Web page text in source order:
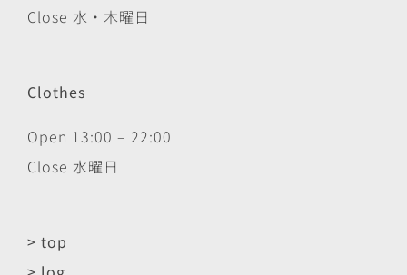
Close 水・木曜日
Clothes
Open 13:00 – 22:00
Close 水曜日
> top